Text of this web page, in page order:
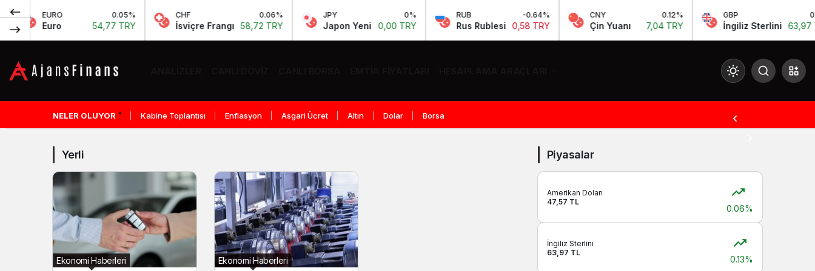
EURO 0.05%
Euro 54,77 TRY
CHF 0.06%
İsviçre Frangı 58,72 TRY
JPY
Japon Yeni 0,00 TRY
RUB -0.64%
Rus Rublesi 0,58 TRY
CNY 0.12%
Çin Yuanı 7,04 TRY
GBP 0.13%
İngiliz Sterlini 63,97 TRY
Haberleri
Mod
Gündüz modunu seçin.
Gece modunu seçin.
NELER OLUYOR Kabine Toplantısı Enflasyon Asgari Ücret Altın Dolar Borsa
Yerli
Ekonomi Haberleri Ekonomi Haberleri
Piyasalar
Amerikan Doları
47,57 TL
0.06%
İngiliz Sterlini
63,97 TL
0.13%